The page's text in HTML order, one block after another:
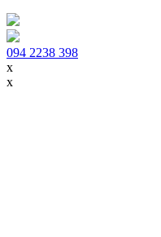
094 2238 398
x
x